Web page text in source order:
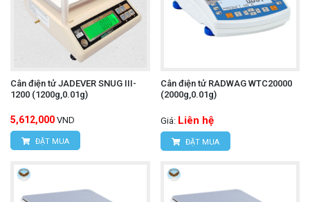
Cân điện tử JADEVER SNUG III-
1200 (1200g,0.01g)
5,612,000 VND
ĐẶT MUA
Cân điện tử RADWAG WTC20000
(2000g,0.01g)
Giá: Liên hệ
ĐẶT MUA